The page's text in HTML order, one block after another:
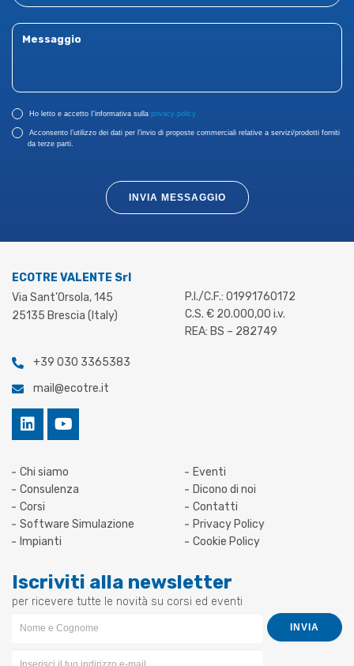
Ho letto e accetto I'informativa sulla privacy policy
Acconsento l’utilizzo dei dati per l’invio di proposte commerciali relative a servizi/prodotti forniti
da terze parti.
INVIA MESSAGGIO
ECOTRE VALENTE Srl
Via Sant’Orsola, 145
25135 Brescia (Italy)
+39 030 3365383
mail@ecotre.it
P.I./C.F.: 01991760172
C.S. € 20.000,00 i.v.
REA: BS – 282749
Chi siamo
Consulenza
Corsi
Software Simulazione
Impianti
Eventi
Dicono di noi
Contatti
Privacy Policy
Cookie Policy
Iscriviti alla newsletter
per ricevere tutte le novità su corsi ed eventi
Newsletter
INVIA